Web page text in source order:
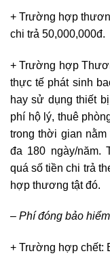
+ Trường hợp
chi trả 50,000,000đ.
+ Trường hợp
thực tế phát sinh
hay sử dụng thiết
phí hộ lý, thuê
trong thời gian nằm
đa 180 ngày/năm.
quá số tiền chi trả
hợp thương tật đó.
– Phí đóng bảo
+ Trường hợp chết: